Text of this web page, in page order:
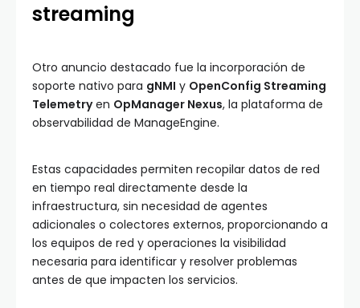
streaming
Otro anuncio destacado fue la incorporación de
soporte nativo para gNMI y OpenConfig Streaming
Telemetryen OpManager Nexus, la plataforma de
observabilidad de ManageEngine.
Estas capacidades permiten recopilar datos de red
en tiempo real directamente desde la
infraestructura, sin necesidad de agentes
adicionales o colectores externos, proporcionando a
los equipos de red y operaciones la visibilidad
necesaria para identificar y resolver problemas
antes de que impacten los servicios.